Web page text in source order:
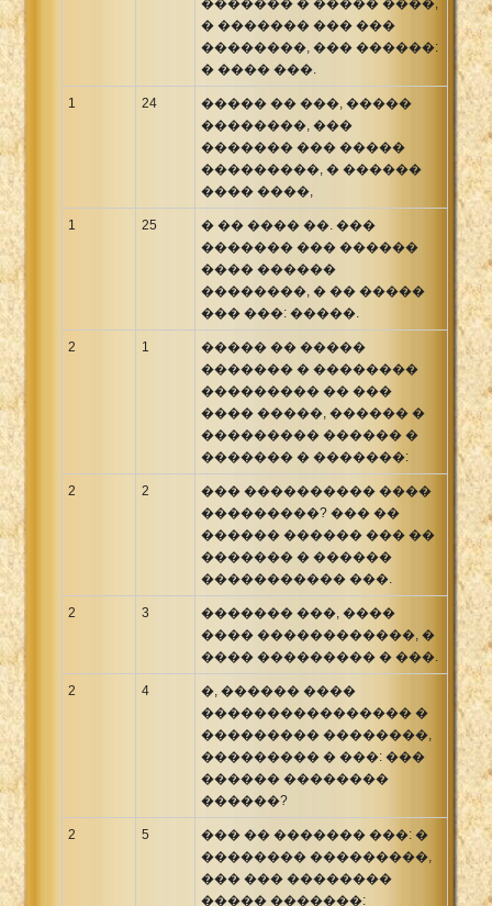
� ������� ��� ���
��������, ��� ������:
� ���� ���.
1 24
����� �� ���, �����
��������, ���
������� ��� �����
���������, � ������
���� ����,
1 25
� �� ���� ��. ���
������� ��� ������
���� ������
��������, � �� �����
��� ���: �����.
2 1
����� �� �����
������� � ��������
��������� �� ���
���� �����, ������ �
��������� ������ �
������� � �������:
2 2
��� ���������� ����
���������? ��� ��
������ ������ ��� ��
������� � ������
����������� ���.
2 3
������� ���, ����
���� ������������, �
���� ��������� � ���.
2 4
�, ������ ����
���������������� �
��������� ��������,
��������� � ���: ���
������ ��������
������?
2 5
��� �� ������� ���: �
�������� ���������,
��� ��� ��������
����� �������: